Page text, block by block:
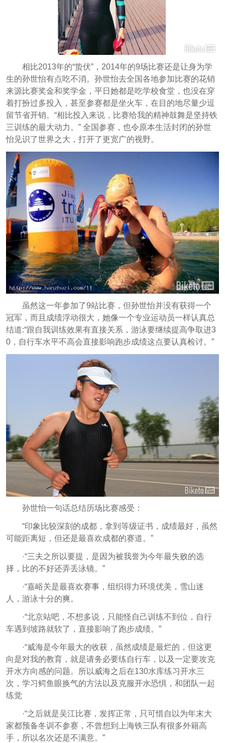
相比2013年的“蛰伏”，2014年的9场比赛还是让身为学
生的孙世怡有点吃不消。孙世怡去全国各地参加比赛的花销
来源比赛奖金和奖学金，平日她都是吃学校食堂，也没在穿
着打扮过多投入，甚至参赛都是坐火车，在目的地尽量少逗
留节省开销。“相比投入来说，比赛给我的精神鼓舞是坚持铁
三训练的最大动力。” 全国参赛，也令原本生活封闭的孙世
怡见识了世界之大，打开了更宽广的视野。
虽然这一年参加了9站比赛，但孙世怡并没有获得一个
冠军，而且成绩浮动很大，她像一个专业运动员一样认真总
结道:“跟自我训练效果有直接关系，游泳要继续提高争取进3
0，自行车水平不高会直接影响跑步成绩这点要认真检讨。”
孙世怡一句话总结历场比赛感受：
“印象比较深刻的成都，拿到等级证书，成绩最好，虽然
可能距离短，但还是最喜欢成都的赛道。”
·“三夫之所以要提，是因为被我誉为今年最失败的选
择，比的不好还弄丢泳镜。”
·“嘉峪关是最喜欢赛事，组织得力环境优美，雪山迷
人，游泳十分的爽。
·“北京站吧，不想多说，只能怪自己训练不到位，自行
车遇到坡路就软了，直接影响了跑步成绩。”
·“威海是今年最大的收获，虽然成绩是最烂的，但这更
向是对我的教育，就是请务必要练自行车，以及一定要攻克
开水方向感的问题。所以威海之后在130水库练习开水三
次，学习鳄鱼眼换气的方法以及克服开水恐惧，和团队一起
练觉
·“之后就是吴江比赛，发挥正常，只可惜自以为年末大
家都预备冬训不参赛，不曾想到上海铁三队有很多外籍高
手，所以名次还是不满意。”